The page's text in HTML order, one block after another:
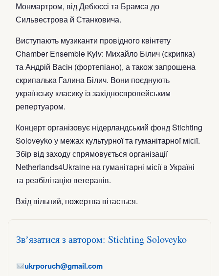
Монмартром, від Дебюссі та Брамса до
Сильвестрова й Станковича.
Виступають музиканти провідного квінтету
Chamber Ensemble Kyiv: Михайло Білич (скрипка)
та Андрій Васін (фортепіано), а також запрошена
скрипалька Галина Білич. Вони поєднують
українську класику із західноєвропейським
репертуаром.
Концерт організовує нідерландський фонд Stichting
Soloveyko у межах культурної та гуманітарної місії.
Збір від заходу спрямовується організації
Netherlands4Ukraine на гуманітарні місії в Україні
та реабілітацію ветеранів.
Вхід вільний, пожертва вітається.
Звʼязатися з автором: Stichting Soloveyko
ukrporuch@gmail.com